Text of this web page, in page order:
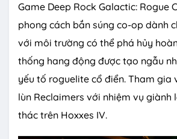
Game Deep Rock Galactic: Rogue
phong cách bắn súng co-op dành
với môi trường có thể phá hủy
thống hang động được tạo ngẫu
yếu tố roguelite cổ điển. Tham gia
lùn Reclaimers với nhiệm vụ giành
thác trên Hoxxes IV.